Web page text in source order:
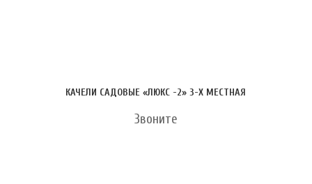
КАЧЕЛИ САДОВЫЕ «ЛЮКС -2» 3-Х МЕСТНАЯ
Звоните